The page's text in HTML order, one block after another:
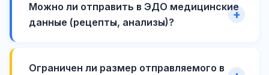
Можно ли отправить в ЭДО медицинские
данные (рецепты, анализы)?
Ограничен ли размер отправляемого в